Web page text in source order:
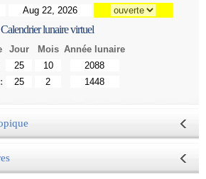
Calendrier lunaire virtuel
Jour Mois Année lunaire